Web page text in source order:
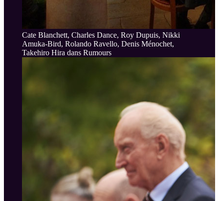
Cate Blanchett, Charles Dance, Roy Dupuis, Nikki
Amuka-Bird, Rolando Ravello, Denis Ménochet,
Takehiro Hira dans Rumours